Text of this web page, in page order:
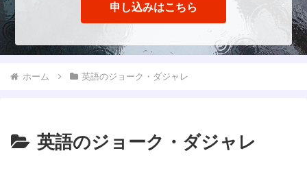
申し込みはこちら
ホーム 英語のジョーク・ダジャレ
英語のジョーク・ダジャレ